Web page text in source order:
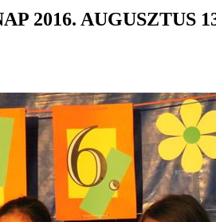
2016. AUGUSZTUS